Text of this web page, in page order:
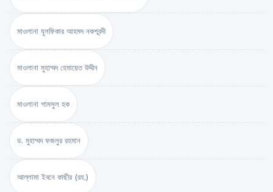
মাওলানা যুলফিকার আহমদ নকশবন্দী
মাওলানা মুহাম্মদ হেমায়েত উদ্দীন
মাওলানা শামসুল হক
ড. মুহাম্মদ ফজলুর রহমান
আল্লামা ইবনে কাছীর (রহ.)